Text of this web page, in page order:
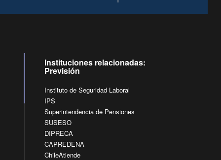
Instituciones relacionadas:
Previsión
Instituto de Seguridad Laboral
IPS
Superintendencia de Pensiones
SUSESO
DIPRECA
CAPREDENA
ChileAtiende